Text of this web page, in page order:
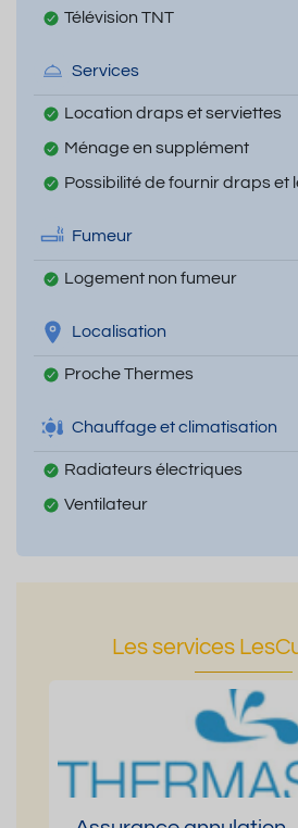
Télévision TNT
Services
Location draps et serviettes
Ménage en supplément
Possibilité de fournir draps et
Fumeur
Logement non fumeur
Localisation
Proche Thermes
Chauffage et climatisation
Radiateurs électriques
Ventilateur
Les services